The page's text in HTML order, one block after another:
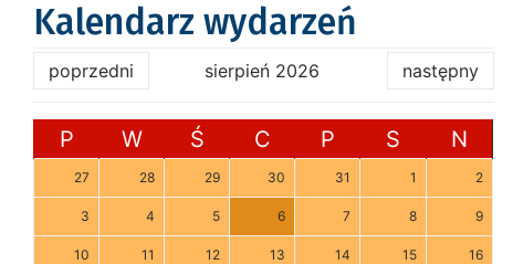
Kalendarz wydarzeń
poprzedni sierpień 2026 następny
P W Ś C P S N
27 28 29 30 31 1 2
3 4 5 6 7 8 9
10 11 12 13 14 15 16